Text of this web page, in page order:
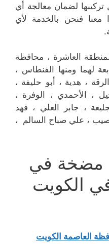
لضمان معالجة أي
معنا فنحن بالخدمة لأي
العاشرة ، محافظة
لهما ومنها الفنطاس ،
، هدية ، أبو حليفة ،
، الأحمدي ، الوفرة ،
، جابر العلي ، فهد
، علي صباح السالم ،
مضخة في
الكويت
العاصمة الكويت